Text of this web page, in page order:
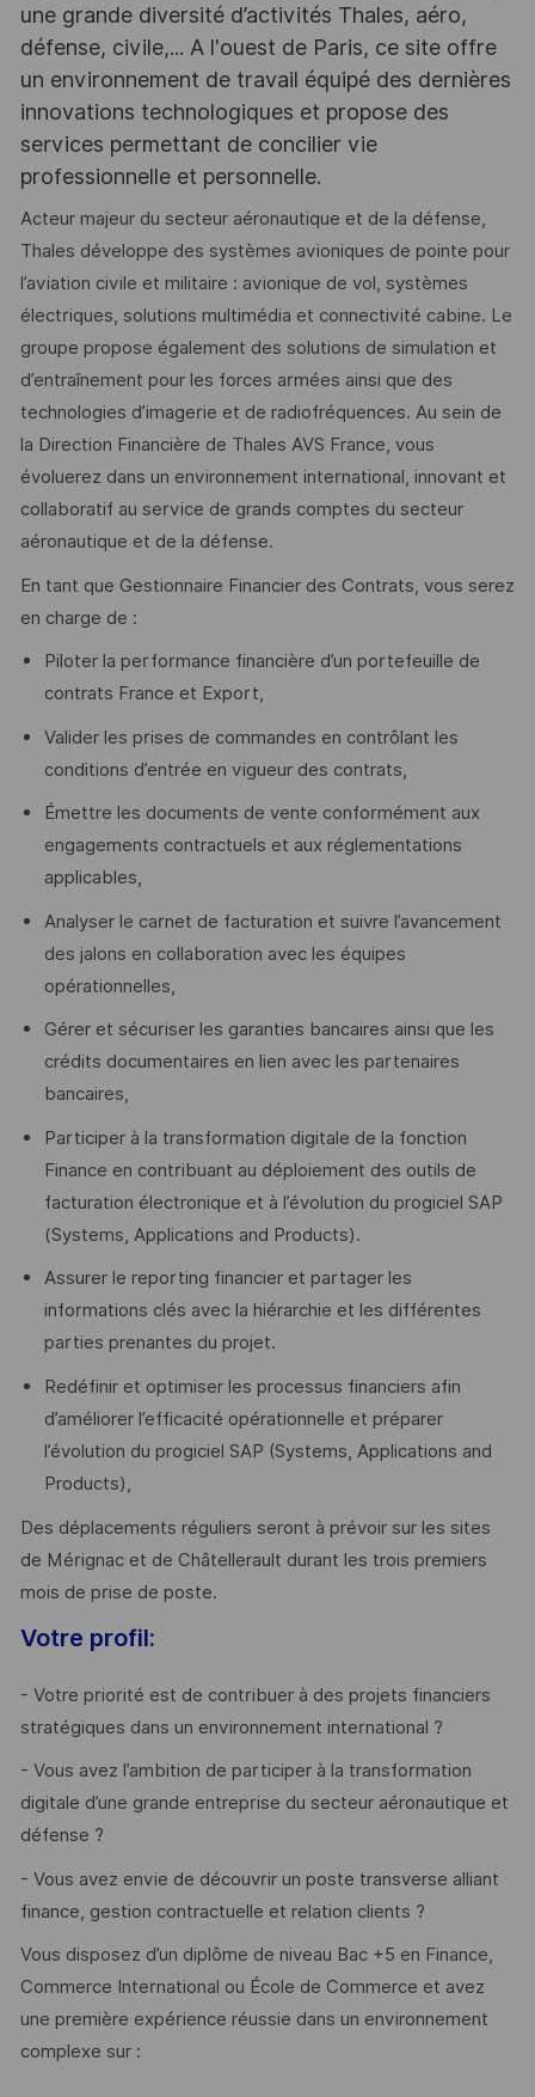
une grande diversité d’activités Thales, aéro,
défense, civile,... A l'ouest de Paris, ce site offre
un environnement de travail équipé des dernières
innovations technologiques et propose des
services permettant de concilier vie
professionnelle et personnelle.
Acteur majeur du secteur aéronautique et de la défense,
Thales développe des systèmes avioniques de pointe pour
l’aviation civile et militaire : avionique de vol, systèmes
électriques, solutions multimédia et connectivité cabine. Le
groupe propose également des solutions de simulation et
d’entraînement pour les forces armées ainsi que des
technologies d’imagerie et de radiofréquences. Au sein de
la Direction Financière de Thales AVS France, vous
évoluerez dans un environnement international, innovant et
collaboratif au service de grands comptes du secteur
aéronautique et de la défense.
En tant que Gestionnaire Financier des Contrats, vous serez
en charge de :
Piloter la performance financière d’un portefeuille de
contrats France et Export,
Valider les prises de commandes en contrôlant les
conditions d’entrée en vigueur des contrats,
Émettre les documents de vente conformément aux
engagements contractuels et aux réglementations
applicables,
Analyser le carnet de facturation et suivre l’avancement
des jalons en collaboration avec les équipes
opérationnelles,
Gérer et sécuriser les garanties bancaires ainsi que les
crédits documentaires en lien avec les partenaires
bancaires,
Participer à la transformation digitale de la fonction
Finance en contribuant au déploiement des outils de
facturation électronique et à l’évolution du progiciel SAP
(Systems, Applications and Products).
Assurer le reporting financier et partager les
informations clés avec la hiérarchie et les différentes
parties prenantes du projet.
Redéfinir et optimiser les processus financiers afin
d’améliorer l’efficacité opérationnelle et préparer
l’évolution du progiciel SAP (Systems, Applications and
Products),
Des déplacements réguliers seront à prévoir sur les sites
de Mérignac et de Châtellerault durant les trois premiers
mois de prise de poste.
Votre profil:
- Votre priorité est de contribuer à des projets financiers
stratégiques dans un environnement international ?
- Vous avez l’ambition de participer à la transformation
digitale d’une grande entreprise du secteur aéronautique et
défense ?
- Vous avez envie de découvrir un poste transverse alliant
finance, gestion contractuelle et relation clients ?
Vous disposez d’un diplôme de niveau Bac +5 en Finance,
Commerce International ou École de Commerce et avez
une première expérience réussie dans un environnement
complexe sur :